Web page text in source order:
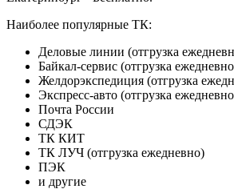
Наиболее популярные ТК:
Деловые линии (отгрузка
Байкал-сервис (отгрузка
Желдорэкспедиция (отгрузка
Экспресс-авто (отгрузка
Почта России
СДЭК
ТК КИТ
ТК ЛУЧ (отгрузка ежедневно)
ПЭК
и другие